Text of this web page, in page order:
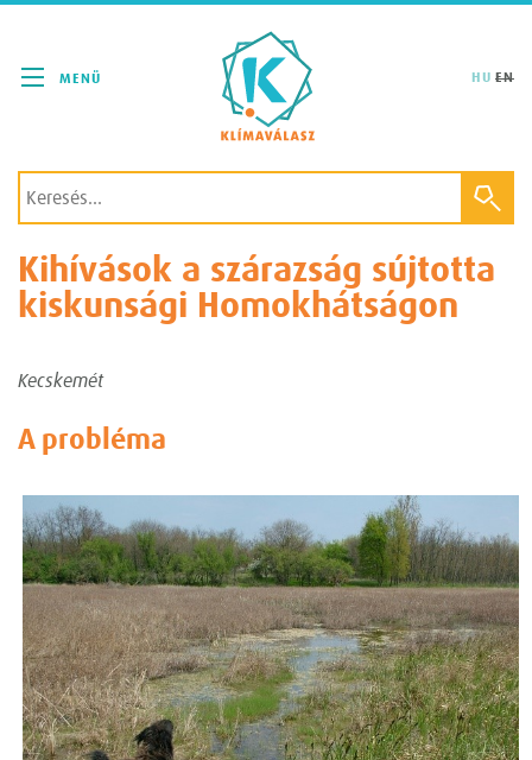
HU EN
Kihívások a szárazság sújtotta
kiskunsági Homokhátságon
Kecskemét
A probléma